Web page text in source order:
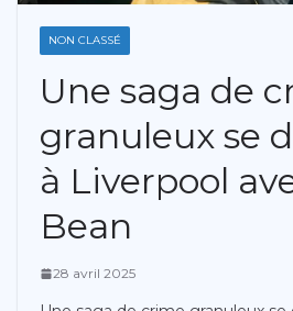
NON CLASSÉ
Une saga de
granuleux se
à Liverpool
Bean
28 avril 2025